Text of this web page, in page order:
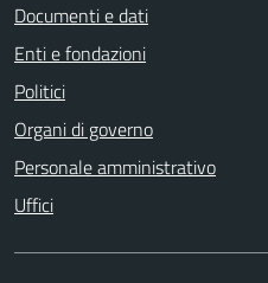
Documenti e dati
Enti e fondazioni
Politici
Organi di governo
Personale amministrativo
Uffici